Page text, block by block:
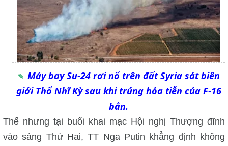
Máy bay Su-24 rơi nổ trên đất Syria sát biên
giới Thổ Nhĩ Kỳ sau khi trúng hỏa tiễn của F-16
bắn.
Thế nhưng tại buổi khai mạc Hội nghị Thượng đĩnh
vào sáng Thứ Hai, TT Nga Putin khẳng định không